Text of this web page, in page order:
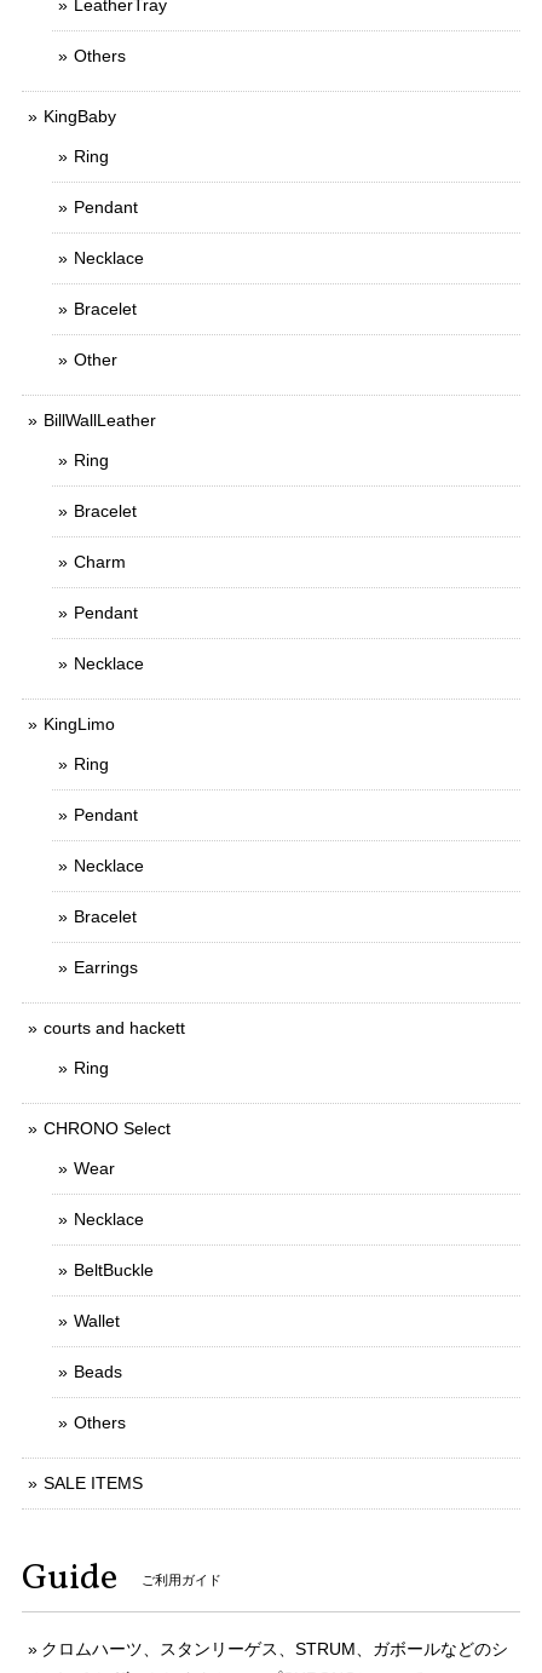
LeatherTray
Others
KingBaby
Ring
Pendant
Necklace
Bracelet
Other
BillWallLeather
Ring
Bracelet
Charm
Pendant
Necklace
KingLimo
Ring
Pendant
Necklace
Bracelet
Earrings
courts and hackett
Ring
CHRONO Select
Wear
Necklace
BeltBuckle
Wallet
Beads
Others
SALE ITEMS
Guide ご利用ガイド
クロムハーツ、スタンリーゲス、STRUM、ガボールなどのシ